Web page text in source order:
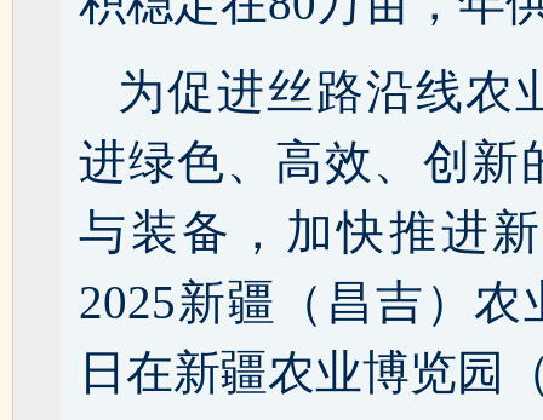
为促进丝路沿线农
进绿色、高效、创新
与装备，加快推进
2025新疆（昌吉）农
日在新疆农业博览园